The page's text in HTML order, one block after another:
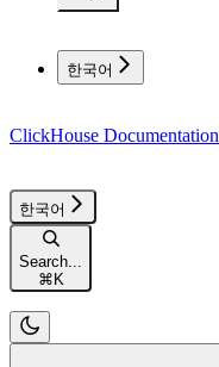
한국어
ClickHouse Documentation
한국어
Search...
⌘ K